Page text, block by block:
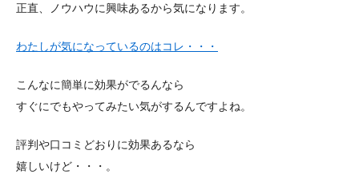
正直、ノウハウに興味あるから気になります。
わたしが気になっているのはコレ・・・
こんなに簡単に効果がでるんなら
すぐにでもやってみたい気がするんですよね。
評判や口コミどおりに効果あるなら
嬉しいけど・・・。